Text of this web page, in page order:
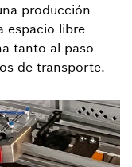
producción
espacio libre
tanto al paso
de transporte.